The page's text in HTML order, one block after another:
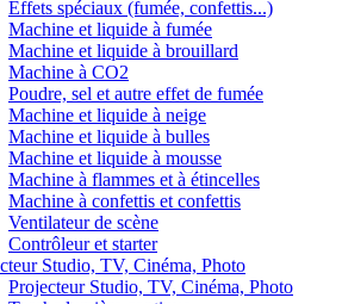
Effets spéciaux (fumée, confettis...)
Machine et liquide à fumée
Machine et liquide à brouillard
Machine à CO2
Poudre, sel et autre effet de fumée
Machine et liquide à neige
Machine et liquide à bulles
Machine et liquide à mousse
Machine à flammes et à étincelles
Machine à confettis et confettis
Ventilateur de scène
Contrôleur et starter
Studio, TV, Cinéma, Photo
Projecteur Studio, TV, Cinéma, Photo